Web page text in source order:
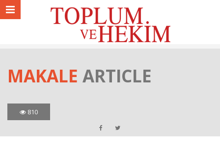
MAKALE ARTICLE
810